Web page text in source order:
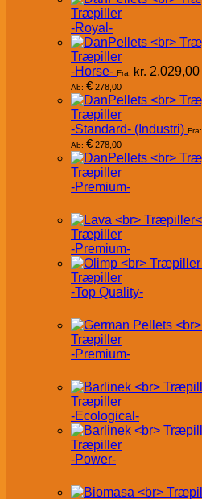
Træpiller
-Royal-
Træpiller
-Horse- Fra: kr. 2.029,00
Ab: € 278,00
Træpiller
-Standard- (Industri) Fra:
Ab: € 278,00
Træpiller
-Premium-
Træpiller
-Premium-
Træpiller
-Top Quality-
Træpiller
-Premium-
Træpiller
-Ecological-
Træpiller
-Power-